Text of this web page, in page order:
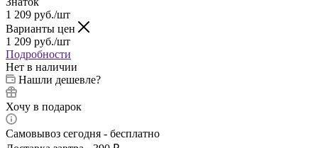
1 209 руб./шт
Варианты цен
1 209 руб./шт
Подробности
Нет в наличии
Нашли дешевле?
Хочу в подарок
Самовывоз сегодня - бесплатно